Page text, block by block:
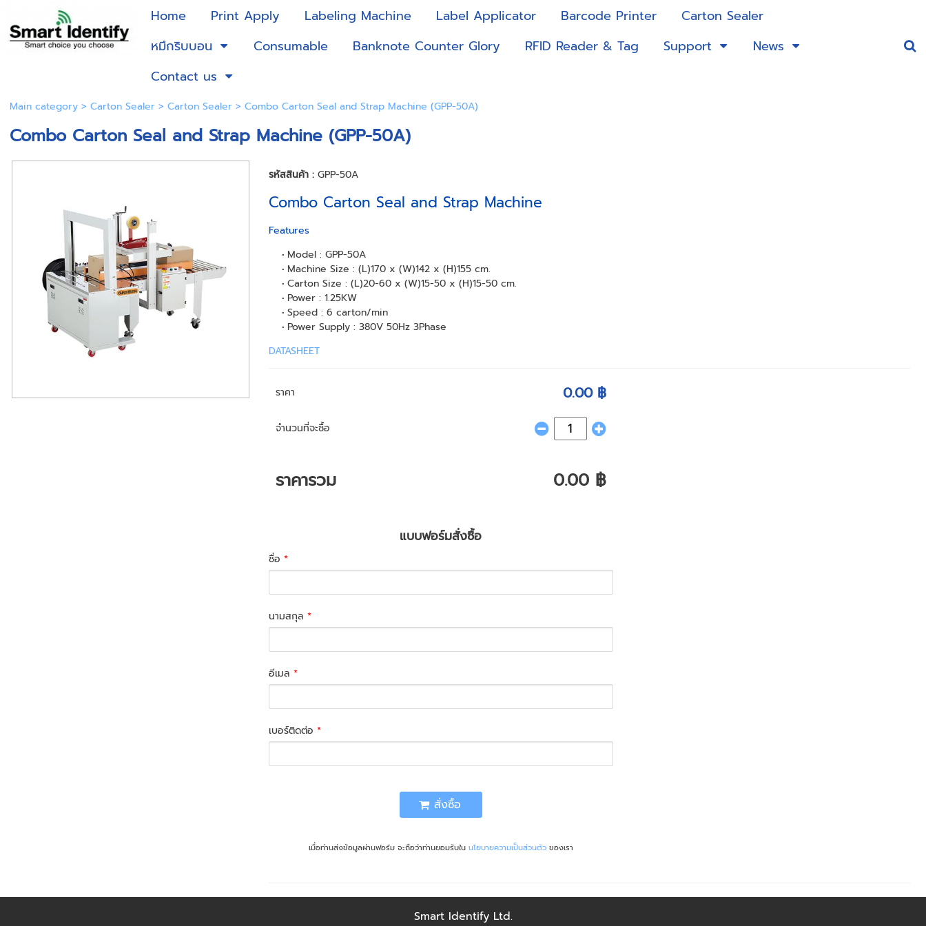
Home Print Apply Labeling Machine Label Applicator Barcode Printer
Carton Sealer
หมึกริบบอน
Consumable Banknote Counter Glory RFID Reader & Tag Support
News
Contact us
Main category> Carton Sealer> Carton Sealer> Combo Carton Seal and Strap Machine (GPP-50A)
Combo Carton Seal and Strap Machine (GPP-50A)
รหัสสินค้า : GPP-50A
Combo Carton Seal and Strap Machine
Features
Model : GPP-50A
Machine Size : (L)170 x (W)142 x (H)155 cm.
Carton Size : (L)20-60 x (W)15-50 x (H)15-50 cm.
Power : 1.25KW
Speed : 6 carton/min
Power Supply : 380V 50Hz 3Phase
DATASHEET
ราคา 0.00 ฿
จำนวนที่จะซื้อ
ราคารวม 0.00 ฿
แบบฟอร์มสั่งซื้อ
ชื่อ *
นามสกุล *
อีเมล *
เบอร์ติดต่อ *
สั่งซื้อ
เมื่อท่านส่งข้อมูลผ่านฟอร์ม จะถือว่าท่านยอมรับใน นโยบายความเป็นส่วนตัวของเรา
Smart Identify Ltd.